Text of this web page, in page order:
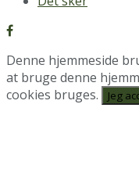
Denne hjemmeside
at bruge denne
cookies bruges.
Jeg